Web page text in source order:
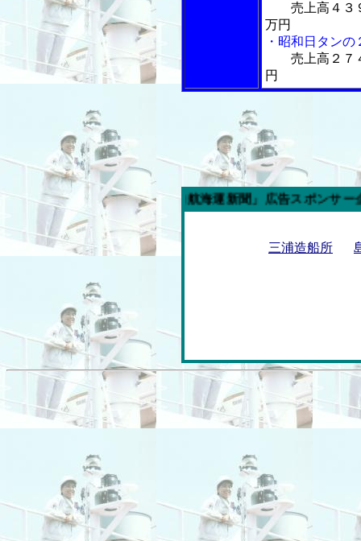
売上高４３
万円
・昭和日タン
売上高２７
円
今週の「内航海運新聞」広告スポンサー企業
三浦造船所